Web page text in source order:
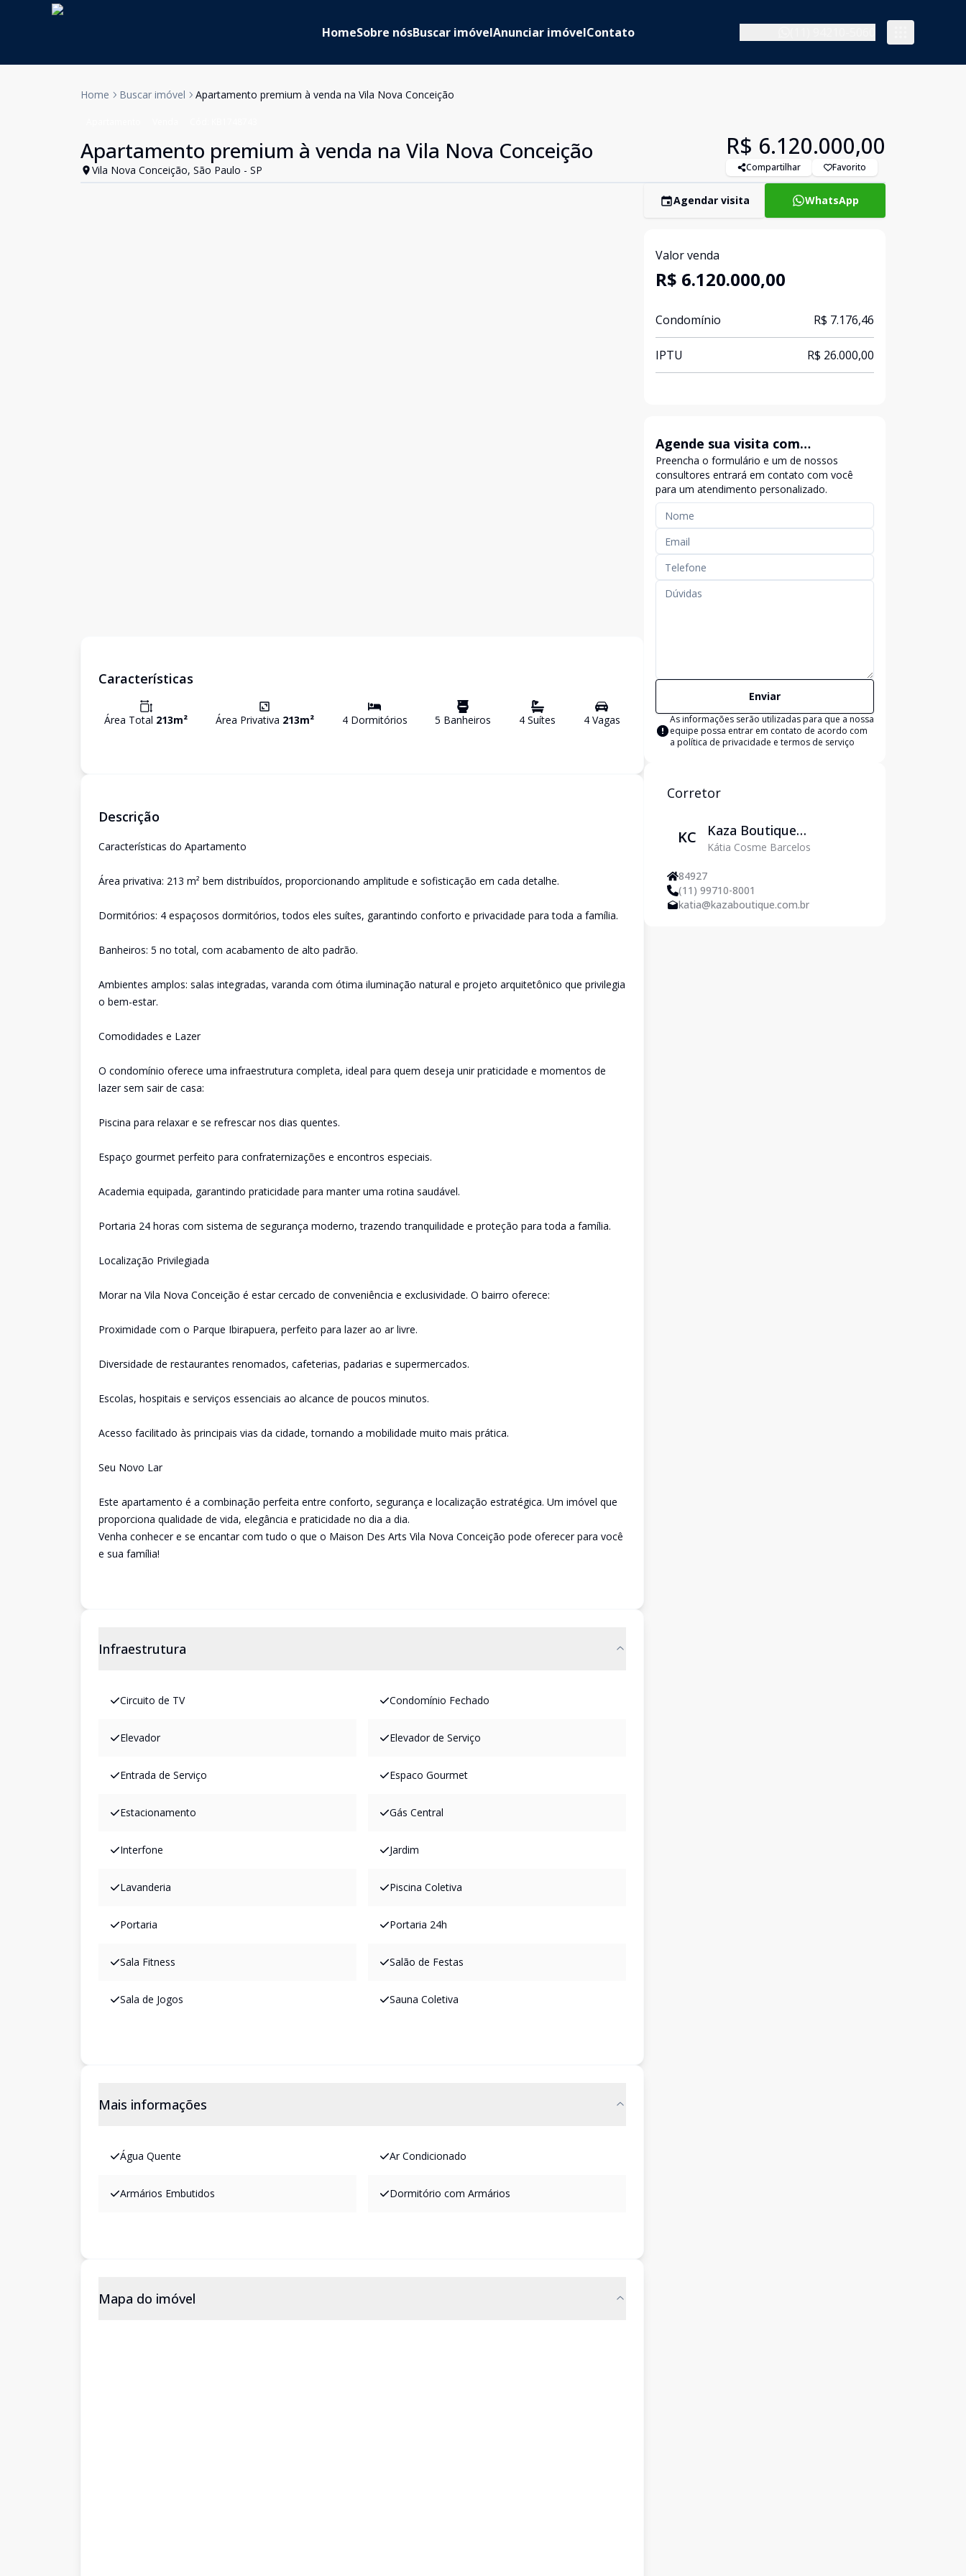
HomeSobre nósBuscar imóvelAnunciar imóvelContato
Home Buscar imóvel Apartamento premium à venda na Vila Nova Conceição
Apartamento premium à venda na Vila Nova Conceição
Vila Nova Conceição, São Paulo - SP
R$ 6.120.000,00
Compartilhar Favorito
Características
Área Total 213m² Área Privativa 213m² 4Dormitórios 5 Banheiros 4 Suítes 4Vagas
Descrição
Características do Apartamento
Área privativa: 213 m² bem distribuídos, proporcionando amplitude e sofisticação em cada detalhe.
Dormitórios: 4 espaçosos dormitórios, todos eles suítes, garantindo conforto e privacidade para toda a família.
Banheiros: 5 no total, com acabamento de alto padrão.
Ambientes amplos: salas integradas, varanda com ótima iluminação natural e projeto arquitetônico que privilegia
o bem-estar.
Comodidades e Lazer
O condomínio oferece uma infraestrutura completa, ideal para quem deseja unir praticidade e momentos de
lazer sem sair de casa:
Piscina para relaxar e se refrescar nos dias quentes.
Espaço gourmet perfeito para confraternizações e encontros especiais.
Academia equipada, garantindo praticidade para manter uma rotina saudável.
Portaria 24 horas com sistema de segurança moderno, trazendo tranquilidade e proteção para toda a família.
Localização Privilegiada
Morar na Vila Nova Conceição é estar cercado de conveniência e exclusividade. O bairro oferece:
Proximidade com o Parque Ibirapuera, perfeito para lazer ao ar livre.
Diversidade de restaurantes renomados, cafeterias, padarias e supermercados.
Escolas, hospitais e serviços essenciais ao alcance de poucos minutos.
Acesso facilitado às principais vias da cidade, tornando a mobilidade muito mais prática.
Seu Novo Lar
Este apartamento é a combinação perfeita entre conforto, segurança e localização estratégica. Um imóvel que
proporciona qualidade de vida, elegância e praticidade no dia a dia.
Venha conhecer e se encantar com tudo o que o Maison Des Arts Vila Nova Conceição pode oferecer para você
e sua família!
Infraestrutura
Circuito de TV Condomínio Fechado
Elevador Elevador de Serviço
Entrada de Serviço Espaco Gourmet
Estacionamento Gás Central
Interfone Jardim
Lavanderia Piscina Coletiva
Portaria Portaria 24h
Sala Fitness Salão de Festas
Sala de Jogos Sauna Coletiva
Mais informações
Água Quente Ar Condicionado
Armários Embutidos Dormitório com Armários
Mapa do imóvel
Agendar visita WhatsApp
Valor venda
R$ 6.120.000,00
Condomínio R$ 7.176,46
IPTU R$ 26.000,00
Agende sua visita com
exclusividade
Preencha o formulário e um de nossos
consultores entrará em contato com você
para um atendimento personalizado.
Enviar
As informações serão utilizadas para que a nossa
equipe possa entrar em contato de acordo com
a política de privacidade e termos de serviço
Corretor
KC
Kaza Boutique
Imobiliária
Kátia Cosme Barcelos
84927
(11) 99710-8001
katia@kazaboutique.com.br